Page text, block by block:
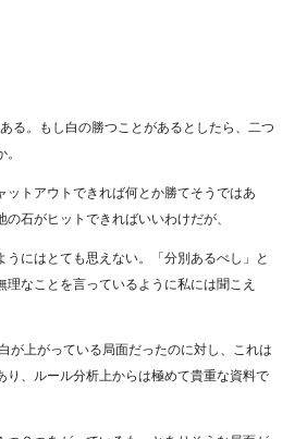
る。もし白の勝つことがあるとしたら、二つ
ットアウトできれば何とか勝てそうではあ
石がヒットできればいいわけだが、
うにはとても思えない。「分別あるべし」と
理なことを言っているように私には聞こえ
上がっている局面だったのに対し、これは
り、ルール分析上からは極めて貴重な資料で